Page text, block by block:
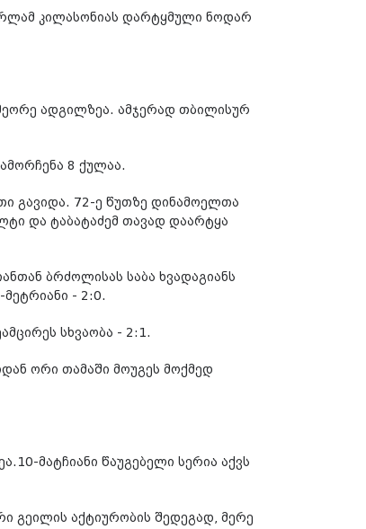
კილასონიას დარტყმული ნოდარ
ადგილზეა. ამჯერად თბილისურ
8 ქულაა.
გავიდა. 72-ე წუთზე დინამოელთა
და ტაბატაძემ თავად დაარტყა
ბრძოლისას საბა ხვადაგიანს
- 2:0.
სხვაობა - 2:1.
ორი თამაში მოუგეს მოქმედ
მატჩიანი წაუგებელი სერია აქვს
გეილის აქტიურობის შედეგად, მერე